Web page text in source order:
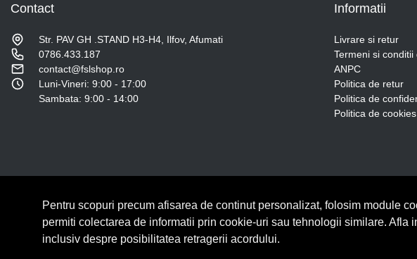
Contact
Str. PAV GH .STAND H3-H4, Ilfov, Afumati
0786.433.187
contact@fslshop.ro
Luni-Vineri: 9:00 - 17:00
Sambata: 9:00 - 14:00
Informatii
Livrare si retur
Termeni si conditii
ANPC
Politica de retur
Politica de
Politica de cookies
© Copyright 2026 Lumilux. Toate drepturile rezervate.
Pentru scopuri precum afisarea de continut personalizat, folosim module
permiti colectarea de informatii prin cookie-uri sau tehnologii similare.
inclusiv despre posibilitatea retragerii acordului.